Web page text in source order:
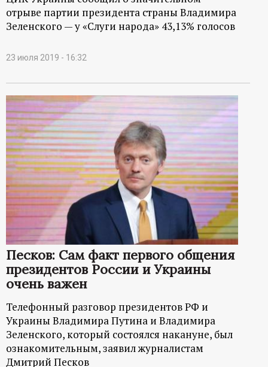
отрыве партии президента страны Владимира
Зеленского — у «Слуги народа» 43,13% голосов
23 июля 2019 - 16:32
Песков: Сам факт первого общения
президентов России и Украины
очень важен
Телефонный разговор президентов РФ и
Украины Владимира Путина и Владимира
Зеленского, который состоялся накануне, был
ознакомительным, заявил журналистам
Дмитрий Песков